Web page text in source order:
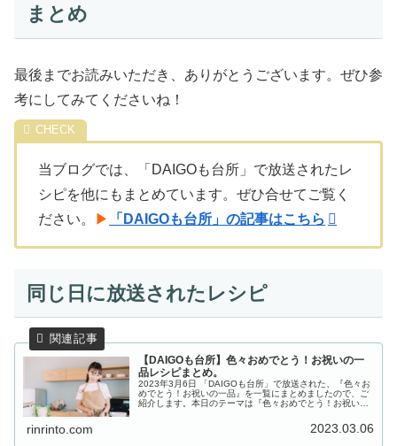
まとめ
最後までお読みいただき、ありがとうございます。ぜひ参
考にしてみてくださいね！
当ブログでは、「DAIGOも台所」で放送されたレ
シピを他にもまとめています。ぜひ合せてご覧く
ださい。
▶ 「DAIGOも台所」の記事はこちら
同じ日に放送されたレシピ
【DAIGOも台所】色々おめでとう！お祝いの一
品レシピまとめ。
2023年3月6日 「DAIGOも台所」で放送された、『色々お
めでとう！お祝いの一品』を一覧にまとめましたので、ご
紹介します。本日のテーマは『色々おめでとう！お祝いの
rinrinto.com 2023.03.06